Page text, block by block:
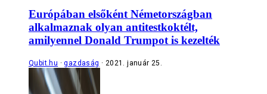
Európában elsőként Németországban
alkalmaznak olyan antitestkoktélt,
amilyennel Donald Trumpot is kezelték
Qubit.hu gazdaság 2021. január 25.